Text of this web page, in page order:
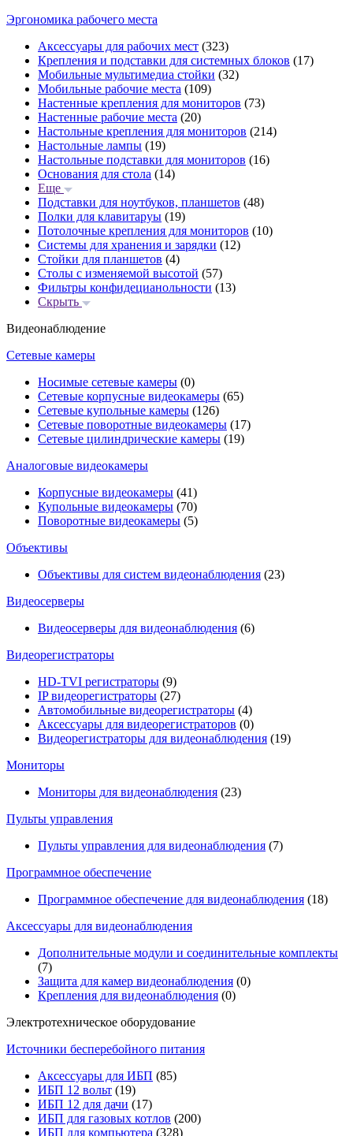
Эргономика рабочего места
Аксессуары для рабочих мест (323)
Крепления и подставки для системных блоков (17)
Мобильные мультимедиа стойки (32)
Мобильные рабочие места (109)
Настенные крепления для мониторов (73)
Настенные рабочие места (20)
Настольные крепления для мониторов (214)
Настольные лампы (19)
Настольные подставки для мониторов (16)
Основания для стола (14)
Еще
Подставки для ноутбуков, планшетов (48)
Полки для клавитаруы (19)
Потолочные крепления для мониторов (10)
Системы для хранения и зарядки (12)
Стойки для планшетов (4)
Столы с изменяемой высотой (57)
Фильтры конфидецианольности (13)
Скрыть
Видеонаблюдение
Сетевые камеры
Носимые сетевые камеры (0)
Сетевые корпусные видеокамеры (65)
Сетевые купольные камеры (126)
Сетевые поворотные видеокамеры (17)
Сетевые цилиндрические камеры (19)
Аналоговые видеокамеры
Корпусные видеокамеры (41)
Купольные видеокамеры (70)
Поворотные видеокамеры (5)
Объективы
Объективы для систем видеонаблюдения (23)
Видеосерверы
Видеосерверы для видеонаблюдения (6)
Видеорегистраторы
HD-TVI регистраторы (9)
IP видеорегистраторы (27)
Автомобильные видеорегистраторы (4)
Аксессуары для видеорегистраторов (0)
Видеорегистраторы для видеонаблюдения (19)
Мониторы
Мониторы для видеонаблюдения (23)
Пульты управления
Пульты управления для видеонаблюдения (7)
Программное обеспечение
Программное обеспечение для видеонаблюдения (18)
Аксессуары для видеонаблюдения
Дополнительные модули и соединительные комплекты
(7)
Защита для камер видеонаблюдения (0)
Крепления для видеонаблюдения (0)
Электротехническое оборудование
Источники бесперебойного питания
Аксессуары для ИБП (85)
ИБП 12 вольт (19)
ИБП 12 для дачи (17)
ИБП для газовых котлов (200)
ИБП для компьютера (328)